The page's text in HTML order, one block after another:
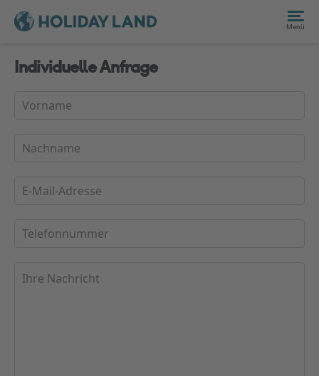
Menü
Individuelle Anfrage